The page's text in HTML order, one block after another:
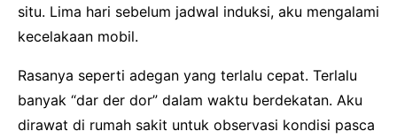
situ. Lima hari sebelum jadwal induksi, aku mengalami
kecelakaan mobil.
Rasanya seperti adegan yang terlalu cepat. Terlalu
banyak “dar der dor” dalam waktu berdekatan. Aku
dirawat di rumah sakit untuk observasi kondisi pasca